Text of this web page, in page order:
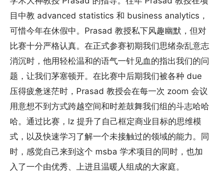
目中教 advanced statistics 和 business analytics，
可惜今年在休假中。Prasad 教授私下风趣幽默，但对
比赛十分严格认真。在正式参赛初期我们思绪杂乱意志
消沉时，他用轻松温和的语气一针见血的指出我们的问
题，让我们茅塞顿开。在比赛中后期我们被各种 due
压得疲惫迷茫时，Prasad 教授会在每一次 zoom 会议
用意想不到方式跨越空间和时差鼓舞我们组的斗志哈哈
哈。通过比赛，lz 提升了自己框定商业目标的思维模
式，以及快速学习了解一个未接触过的领域的能力。同
时，感觉自己来到这个 msba 学术项目的同时，也加
入了一个由优秀、上进且温暖人组成的大家庭。